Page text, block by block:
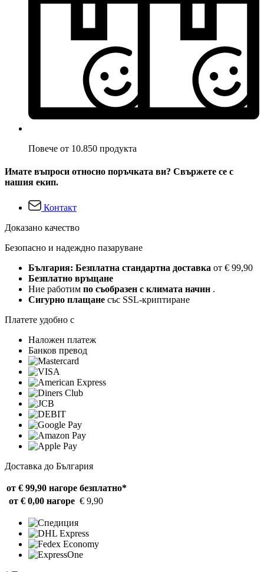
Повече от 10.850 продукта
Имате въпроси относно поръчката ви? Свържете се с
нашия екип.
Контакт
Доказано качество
Безопасно и надеждно пазаруване
България: Безплатна стандартна доставка от € 99,90
Безплатно връщане
Ние работим по съобразен с климата начин .
Сигурно плащане със SSL-криптиране
Платете удобно с
Наложен платеж
Банков превод
Доставка до България
от € 99,90 нагоре безплатно*
от € 0,00 нагоре € 9,90